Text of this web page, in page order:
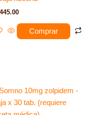
445.00
Comprar